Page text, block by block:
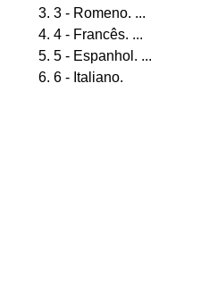
3 - Romeno. ...
4 - Francês. ...
5 - Espanhol. ...
6 - Italiano.